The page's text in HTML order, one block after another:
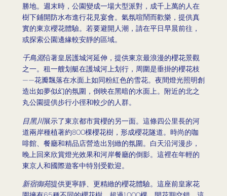
勝地。週末時，公園變成一場大型派對，成千上萬的人在
樹下鋪開防水布進行花見宴會。氣氛喧鬧而歡樂，提供真
實的東京櫻花體驗。若要避開人潮，請在平日早晨前往，
或探索公園邊緣較安靜的區域。
千鳥淵沿著皇居護城河延伸，提供東京最浪漫的櫻花景觀
之一。租一艘划艇在護城河上划行，周圍是垂掛的櫻花枝
——花瓣飄落在水面上如同粉紅色的雪花。夜間燈光照明創
造出如夢似幻的氛圍，倒映在黑暗的水面上。附近的北之
丸公園提供步行小徑和較少的人群。
目黑川展示了東京都市賞櫻的另一面。這條四公里長的河
道兩岸種植著約800棵櫻花樹，形成櫻花隧道。時尚的咖
啡館、餐廳和精品店營造出別緻的氛圍。白天沿河漫步，
晚上回來欣賞燈光效果和河岸餐廳的倒影。這裡在年輕的
東京人和國際遊客中特別受歡迎。
新宿御苑提供更寧靜、更精緻的櫻花體驗。這座前皇家花